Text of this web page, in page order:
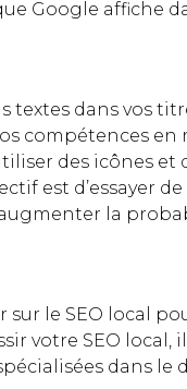
Google affiche
textes dans vos
compétences en
des icônes et
est d’essayer
la
le SEO local
votre SEO local,
dans le